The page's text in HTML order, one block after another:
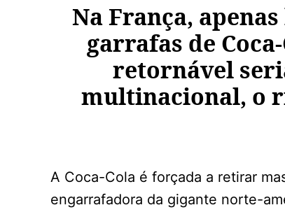
Na França, apenas
garrafas de
retornável
multinacional, o
A Coca-Cola é forçada a retirar
engarrafadora da gigante norte-